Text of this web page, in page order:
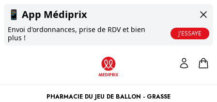
📱 App Médiprix
Envoi d'ordonnances, prise de RDV et bien
plus !
J'ESSAYE
PHARMACIE DU JEU DE BALLON - GRASSE